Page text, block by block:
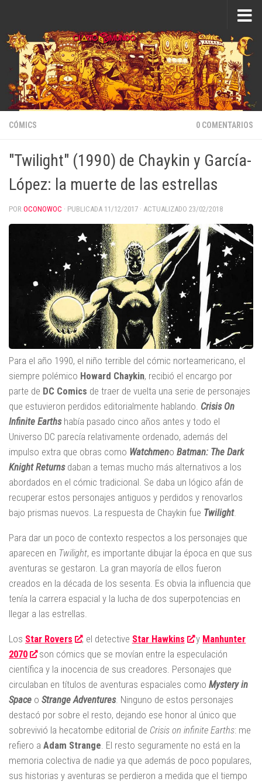
CÓMICS 0 COMENTARIOS
"Twilight" (1990) de Chaykin y García-
López: la muerte de las estrellas
POR OCONOWOC · PUBLICADA 11/12/2017 · ACTUALIZADO 23/02/2018
Para el año 1990, el niño terrible del cómic norteamericano, el
siempre polémico Howard Chaykin, recibió el encargo por
parte de DC Comics de traer de vuelta una serie de personajes
que estuvieron perdidos editorialmente hablando. Crisis On
Infinite Earthshabía pasado cinco años antes y todo el
Universo DC parecía relativamente ordenado, además del
impulso extra que obras como Watchmeno Batman: The Dark
Knight Returnsdaban a temas mucho más alternativos a los
abordados en el cómic tradicional. Se daba un lógico afán de
recuperar estos personajes antiguos y perdidos y renovarlos
bajo prismas nuevos. La respuesta de Chaykin fue Twilight.
Para dar un poco de contexto respectos a los personajes que
aparecen en Twilight, es importante dibujar la época en que sus
aventuras se gestaron. La gran mayoría de ellos fueron
creados en la década de los sesenta. Es obvia la influencia que
tenía la carrera espacial y la lucha de dos superpotencias en
llegar a las estrellas.
Los Star Rovers , el detective Star Hawkins y Manhunter
2070
son cómics que se movían entre la especulación
científica y la inocencia de sus creadores. Personajes que
circulaban en títulos de aventuras espaciales como Mystery in
Space o Strange Adventures. Ninguno de estos personajes
destacó por sobre el resto, dejando ese honor al único que
sobrevivió la hecatombe editorial de Crisis on infinite Earths: me
refiero a Adam Strange . El resto seguramente no está en la
memoria colectiva de nadie ya que además de poco populares,
sus historias y aventuras se perdieron a medida que el tiempo